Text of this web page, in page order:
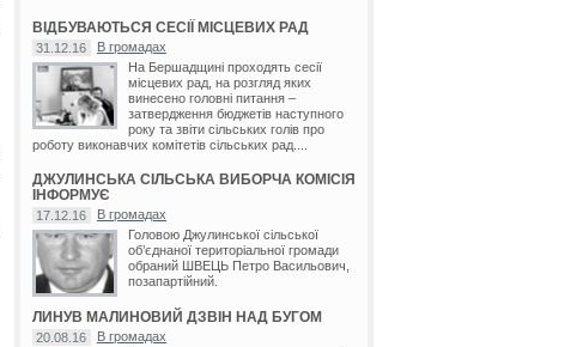
ВІДБУВАЮТЬСЯ СЕСІЇ МІСЦЕВИХ РАД
31.12.16
В громадах
На Бершадщині проходять сесії
місцевих рад, на розгляд яких
винесено головні питання –
затвердження бюджетів наступного
року та звіти сільських голів про
роботу виконавчих комітетів сільських рад....
ДЖУЛИНСЬКА СІЛЬСЬКА ВИБОРЧА КОМІСІЯ
ІНФОРМУЄ
17.12.16
В громадах
Головою Джулинської сільської
об’єднаної територіальної громади
обраний ШВЕЦЬ Петро Васильович,
позапартійний.
ЛИНУВ МАЛИНОВИЙ ДЗВІН НАД БУГОМ
20.08.16
В громадах